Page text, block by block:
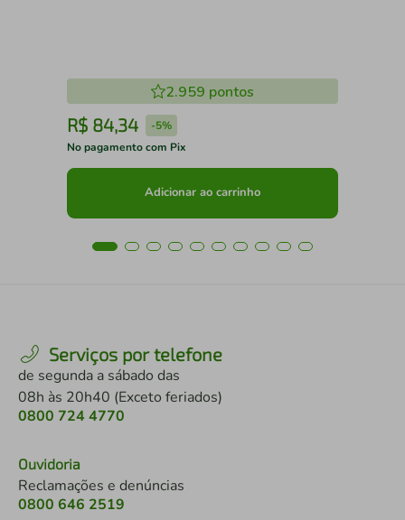
2.959 pontos
R$ 84,34 -5%
No pagamento com Pix
Adicionar ao carrinho
Serviços por telefone
de segunda a sábado das
08h às 20h40 (Exceto feriados)
0800 724 4770
Ouvidoria
Reclamações e denúncias
0800 646 2519